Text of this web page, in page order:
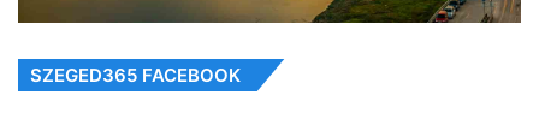
SZEGED365 FACEBOOK